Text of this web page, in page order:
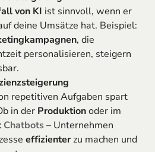
von KI ist sinnvoll, wenn er
deine Umsätze hat. Beispiel:
, die
personalisieren, steigern
repetitiven Aufgaben spart
in der Produktionoder im
Chatbots– Unternehmen
effizienterzu machen und